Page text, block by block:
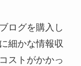
ログを購入し
細かな情報収
ストがかかっ